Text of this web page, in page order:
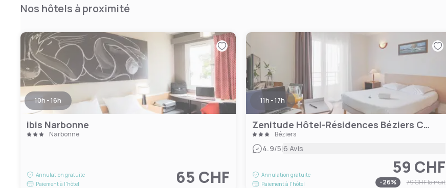
Nos hôtels à proximité
10h - 16h
ibis Narbonne
Narbonne
Annulation gratuite
Paiement à l'hôtel
65 CHF
11h - 17h
Zenitude Hôtel-Résidences Béziers Centre
Béziers
4.9/5|6 Avis
Annulation gratuite
Paiement à l'hôtel
59 CHF
-26% 79 CHFla nuit